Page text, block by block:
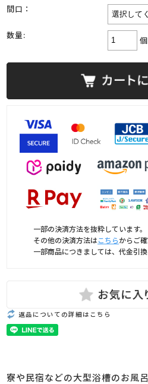
間口：
数量: 個
一部の決済方法を抜粋しています。
その他の決済方法はこちらからご確
一部商品につきましては、代金引
返品についての詳細はこちら
寮や民宿などの大型浴槽のお風